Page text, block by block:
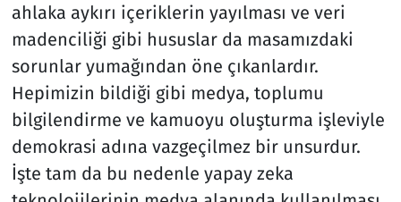
ahlaka aykırı içeriklerin yayılması ve veri
madenciliği gibi hususlar da masamızdaki
sorunlar yumağından öne çıkanlardır.
Hepimizin bildiği gibi medya, toplumu
bilgilendirme ve kamuoyu oluşturma işleviyle
demokrasi adına vazgeçilmez bir unsurdur.
İşte tam da bu nedenle yapay zeka